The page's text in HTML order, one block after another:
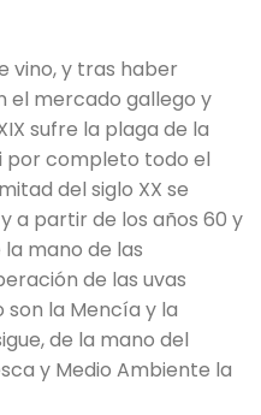
vino, y tras haber
el mercado gallego y
sufre la plaga de la
por completo todo el
del siglo XX se
a partir de los años 60 y
mano de las
de las uvas
la Mencía y la
de la mano del
y Medio Ambiente la